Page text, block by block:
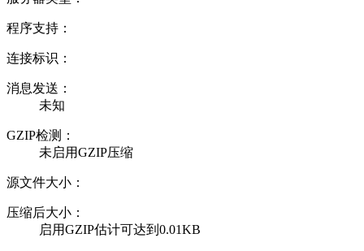
程序支持：
连接标识：
消息发送：
未知
GZIP检测：
未启用GZIP压缩
源文件大小：
压缩后大小：
启用GZIP估计可达到0.01KB